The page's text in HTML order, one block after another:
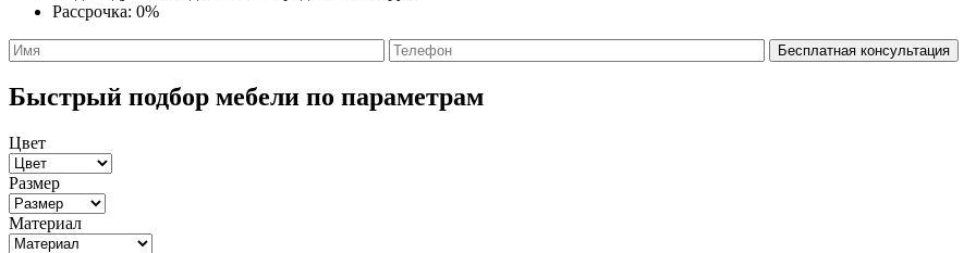
Рассрочка: 0%
Быстрый подбор мебели по параметрам
Цвет
Размер
Материал